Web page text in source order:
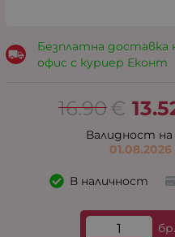
Безплатна доставка
офис с куриер Еконт
16.90€
Валидност
01.08.2026
В наличност
бр.